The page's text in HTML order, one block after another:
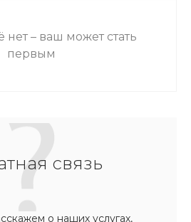
– ваш может стать
первым
связь
о наших услугах,